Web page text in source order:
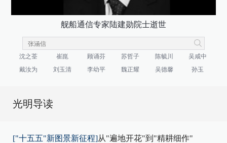
舰船通信专家陆建勋院士逝世
沈之荃 崔崑 顾诵芬 苏哲子 陈毓川
吴咸中
戴汝为
刘玉清 李幼平 魏正耀 吴德馨 孙玉
光明导读
["十五五"新图景新征程]从"遍地开花"到"精耕细作"